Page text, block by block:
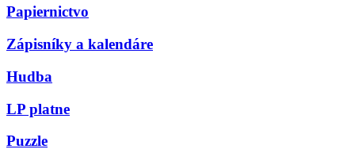
Papiernictvo
Zápisníky a kalendáre
Hudba
LP platne
Puzzle